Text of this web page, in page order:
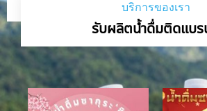
บริการของเรา
รับผลิตน้ำดื่มติดแบร